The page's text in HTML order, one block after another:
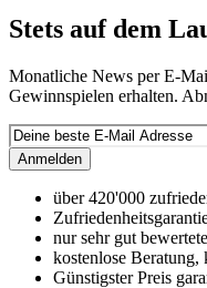
Stets auf dem
Monatliche News per E-
Gewinnspielen erhalten.
Anmelden
über 420'000
nur sehr gut
kostenlose Beratung,
Günstigster Preis